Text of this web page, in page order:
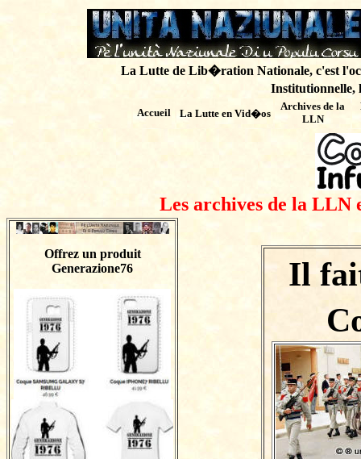
La Lutte de Lib�ration Nationale, c'est
Institutionnelle,
Accueil La Lutte en Vid�os
Archives de la
LLN
Les archives de la LLN
Offrez un produit
Generazione76
Il